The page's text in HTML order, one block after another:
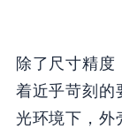
除了尺寸精度
着近乎苛刻的
光环境下，外